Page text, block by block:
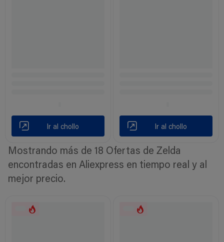
Ir al chollo Ir al chollo
Mostrando más de 18 Ofertas de Zelda
encontradas en Aliexpress en tiempo real y al
mejor precio.